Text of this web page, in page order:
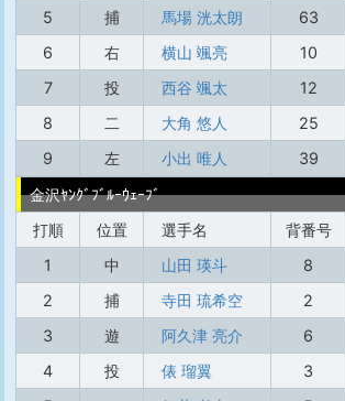
5
捕 馬場 洸太朗 63
6
右 横山 颯亮 10
7
投 西谷 颯太 12
8
二 大角 悠人 25
9
左 小出 唯人 39
金沢ﾔﾝｸﾞﾌﾞﾙｰｳｪｰﾌﾞ
打順
位置 選手名 背番号
1
中 山田 瑛斗 8
2
捕 寺田 琉希空 2
3
遊 阿久津 亮介 6
4
投 俵 瑠翼 3